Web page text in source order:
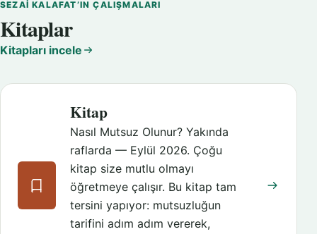
SEZAI KALAFAT’IN ÇALIŞMALARI
Kitaplar
Kitapları incele
Kitap
Nasıl Mutsuz Olunur? Yakında
raflarda — Eylül 2026. Çoğu
kitap size mutlu olmayı
öğretmeye çalışır. Bu kitap tam
tersini yapıyor: mutsuzluğun
tarifini adım adım vererek,